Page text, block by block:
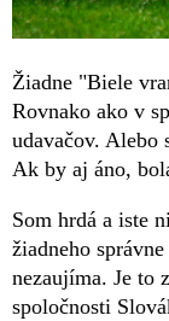
Žiadne "Biele
Rovnako ako v
udavačov. Alebo
Ak by aj áno,
Som hrdá a iste
žiadneho
nezaujíma. Je to
spoločnosti